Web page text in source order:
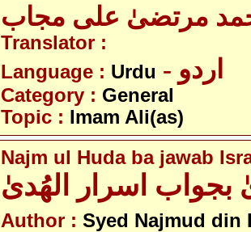
مرتضیٰ علی مجاب
Translator :
Language : Urdu - اردو
Category : General
Topic : Imam Ali(as)
Najm ul Huda ba jawab
بجواب اسرار الھُدیٰ
Author : Syed Najmud din